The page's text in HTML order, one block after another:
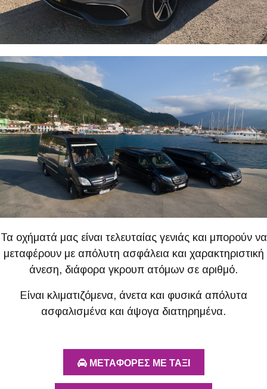
Τα οχήματά μας είναι τελευταίας γενιάς και μπορούν να
μεταφέρουν με απόλυτη ασφάλεια και χαρακτηριστική
άνεση, διάφορα γκρουπ ατόμων σε αριθμό.
Είναι κλιματιζόμενα, άνετα και φυσικά απόλυτα
ασφαλισμένα και άψογα διατηρημένα.
ΜΕΤΑΦΟΡΕΣ ΜΕ ΤΑΞΙ